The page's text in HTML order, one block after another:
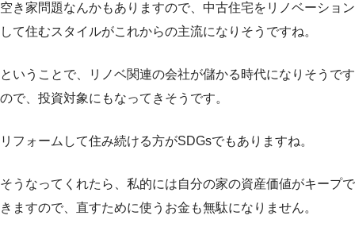
空き家問題なんかもありますので、中古住宅をリノベーション
して住むスタイルがこれからの主流になりそうですね。
ということで、リノベ関連の会社が儲かる時代になりそうです
ので、投資対象にもなってきそうです。
リフォームして住み続ける方がSDGsでもありますね。
そうなってくれたら、私的には自分の家の資産価値がキープで
きますので、直すために使うお金も無駄になりません。